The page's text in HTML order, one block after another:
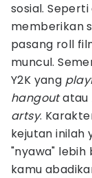
sosial.
memberikan
pasang roll
muncul.
Y2K yang
hangoutatau
artsy.
kejutan inilah
"nyawa" lebih
kamu